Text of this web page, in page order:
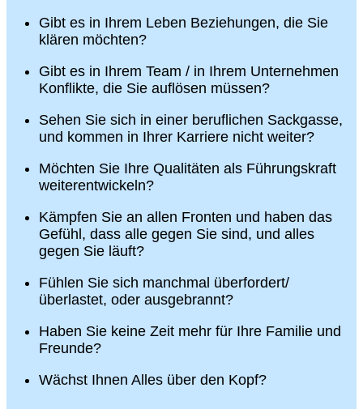
Gibt es in Ihrem Leben Beziehungen, die Sie
klären möchten?
Gibt es in Ihrem Team / in Ihrem Unternehmen
Konflikte, die Sie auflösen müssen?
Sehen Sie sich in einer beruflichen Sackgasse,
und kommen in Ihrer Karriere nicht weiter?
Möchten Sie Ihre Qualitäten als Führungskraft
weiterentwickeln?
Kämpfen Sie an allen Fronten und haben das
Gefühl, dass alle gegen Sie sind, und alles
gegen Sie läuft?
Fühlen Sie sich manchmal überfordert/
überlastet, oder ausgebrannt?
Haben Sie keine Zeit mehr für Ihre Familie und
Freunde?
Wächst Ihnen Alles über den Kopf?